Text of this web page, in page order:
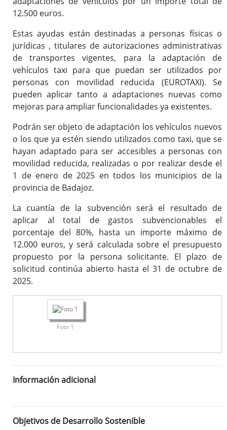
12.500 euros.
Estas ayudas están destinadas a personas físicas o
jurídicas , titulares de autorizaciones administrativas
de transportes vigentes, para la adaptación de
vehículos taxi para que puedan ser utilizados por
personas con movilidad reducida (EUROTAXI). Se
pueden aplicar tanto a adaptaciones nuevas como
mejoras para ampliar funcionalidades ya existentes.
Podrán ser objeto de adaptación los vehículos nuevos
o los que ya estén siendo utilizados como taxi, que se
hayan adaptado para ser accesibles a personas con
movilidad reducida, realizadas o por realizar desde el
1 de enero de 2025 en todos los municipios de la
provincia de Badajoz.
La cuantía de la subvención será el resultado de
aplicar al total de gastos subvencionables el
porcentaje del 80%, hasta un importe máximo de
12.000 euros, y será calculada sobre el presupuesto
propuesto por la persona solicitante. El plazo de
solicitud continúa abierto hasta el 31 de octubre de
2025.
Foto 1
Información adicional
Objetivos de Desarrollo Sostenible